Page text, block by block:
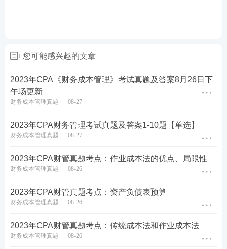
1、甲公司生产一种产品，单价30元，固定成本10800
0元，正常销售量30000件，盈亏临界点销售量18000
件，下列表述正确的有 ()。
B.安全边际额为252000元
C.息税前利润率为8%
您可能感兴趣的文章
2023年CPA《财务成本管理》考试真题及答案8月26日下
午场更新
财务成本管理真题 08-27
2023年CPA财务管理考试真题及答案1-10题【单选】
财务成本管理真题 08-27
2023年CPA财管真题考点：作业成本法的优点、局限性
财务成本管理真题 08-26
2023年CPA财管真题考点：资产负债表预算
财务成本管理真题 08-26
2023年CPA财管真题考点：传统成本法和作业成本法
财务成本管理真题 08-26